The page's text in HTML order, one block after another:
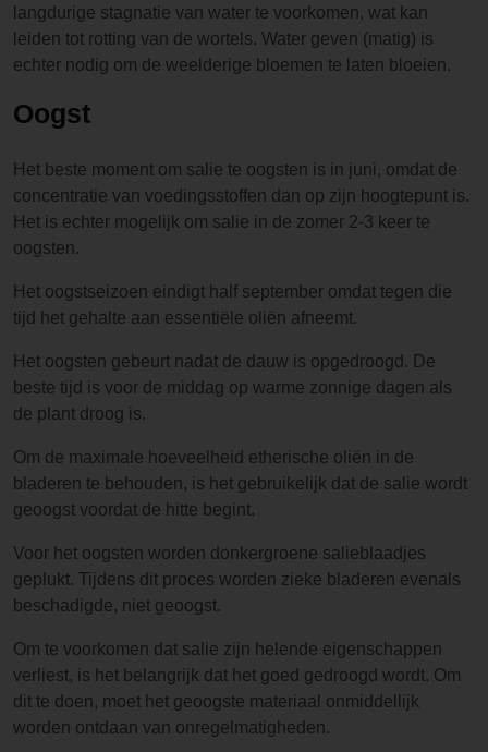
langdurige stagnatie van water te voorkomen, wat kan
leiden tot rotting van de wortels. Water geven (matig) is
echter nodig om de weelderige bloemen te laten bloeien.
Oogst
Het beste moment om salie te oogsten is in juni, omdat de
concentratie van voedingsstoffen dan op zijn hoogtepunt is.
Het is echter mogelijk om salie in de zomer 2-3 keer te
oogsten.
Het oogstseizoen eindigt half september omdat tegen die
tijd het gehalte aan essentiële oliën afneemt.
Het oogsten gebeurt nadat de dauw is opgedroogd. De
beste tijd is voor de middag op warme zonnige dagen als
de plant droog is.
Om de maximale hoeveelheid etherische oliën in de
bladeren te behouden, is het gebruikelijk dat de salie wordt
geoogst voordat de hitte begint.
Voor het oogsten worden donkergroene salieblaadjes
geplukt. Tijdens dit proces worden zieke bladeren evenals
beschadigde, niet geoogst.
Om te voorkomen dat salie zijn helende eigenschappen
verliest, is het belangrijk dat het goed gedroogd wordt. Om
dit te doen, moet het geoogste materiaal onmiddellijk
worden ontdaan van onregelmatigheden.